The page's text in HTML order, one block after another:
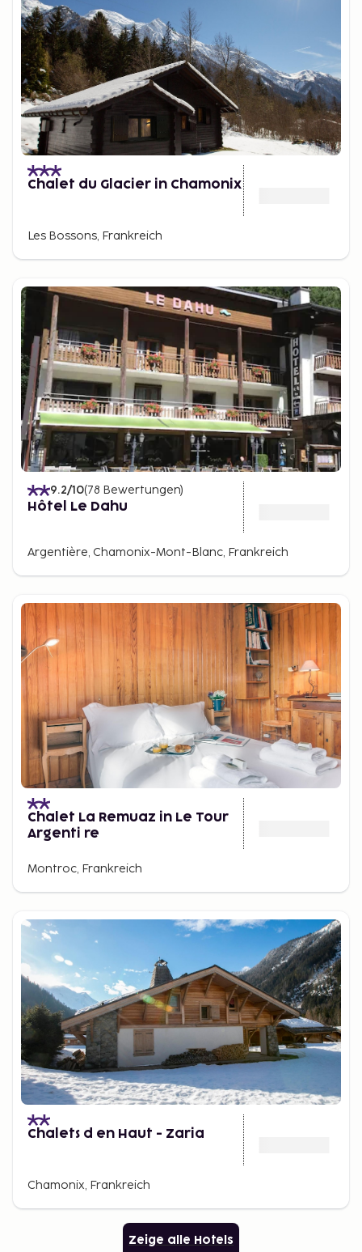
Chalet du Glacier in Chamonix
Les Bossons, Frankreich
9.2/10(78 Bewertungen)
Hôtel Le Dahu
Argentière, Chamonix-Mont-Blanc, Frankreich
Chalet La Remuaz in Le Tour
Argenti re
Montroc, Frankreich
Chalets d en Haut - Zaria
Chamonix, Frankreich
Zeige alle Hotels